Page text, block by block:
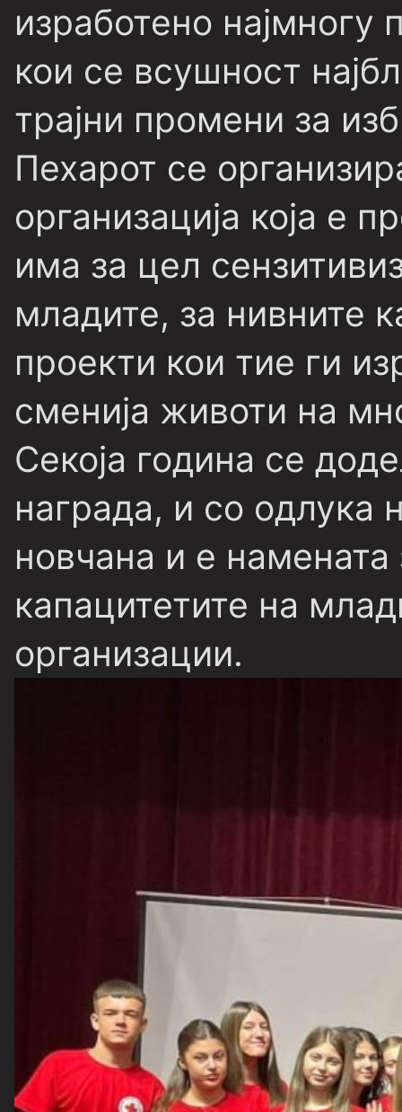
изработено
кои се всушност
трајни промени за
Пехарот се
организација која е
има за цел
младите, за нивните
проекти кои тие ги
сменија животи на
Секоја година се
награда, и со
новчана и е намената
капацитетите на
организации.